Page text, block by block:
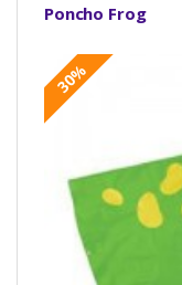
Poncho Frog
30%